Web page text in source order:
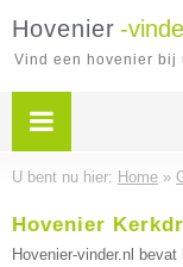
Hovenier -
Vind een hovenier bij
U bent nu hier: Home »
Hovenier
Hovenier-vinder.nl